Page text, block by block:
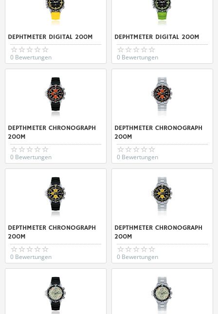
DEPHTMETER DIGITAL 200M
0 Bewertungen
DEPHTMETER DIGITAL 200M
0 Bewertungen
DEPTHMETER CHRONOGRAPH
200M
0 Bewertungen
DEPTHMETER CHRONOGRAPH
200M
0 Bewertungen
DEPTHMETER CHRONOGRAPH
200M
0 Bewertungen
DEPTHMETER CHRONOGRAPH
200M
0 Bewertungen